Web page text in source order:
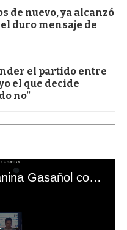
de nuevo, ya alcanzó
duro mensaje de
el partido entre
el que decide
no”
El mal momento de Yanina Gasañol con un hincha argentino en "Subrayado"